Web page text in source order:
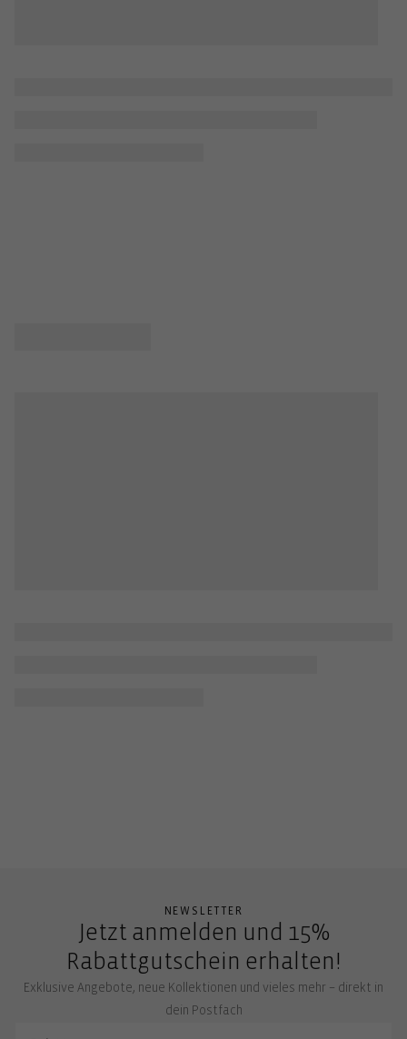
NEWSLETTER
Jetzt anmelden und 15%
Rabattgutschein erhalten!
Exklusive Angebote, neue Kollektionen und vieles mehr – direkt in
dein Postfach